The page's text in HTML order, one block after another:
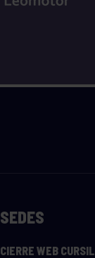
SEDES
CIERRE WEB